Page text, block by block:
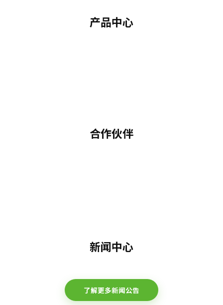
产品中心
合作伙伴
新闻中心
了解更多新闻公告